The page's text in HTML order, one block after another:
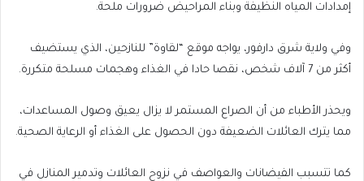
إمدادات المياه النظيفة وبناء المراحيض ضرورات ملحة.
وفي ولاية شرق دارفور، يواجه موقع “لقاوة” للنازحين، الذي يستضيف
أكثر من 7 آلاف شخص، نقصا حادا في الغذاء وهجمات مسلحة متكررة.
ويحذر الأطباء من أن الصراع المستمر لا يزال يعيق وصول المساعدات،
مما يترك العائلات الضعيفة دون الحصول على الغذاء أو الرعاية الصحية.
كما تتسبب الفيضانات والعواصف في نزوح العائلات وتدمير المنازل في